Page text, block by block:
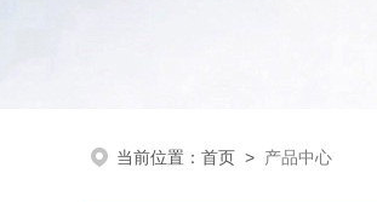
当前位置： 首页 > 产品中心